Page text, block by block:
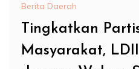
Berita Daerah
Tingkatkan
Masyarakat,